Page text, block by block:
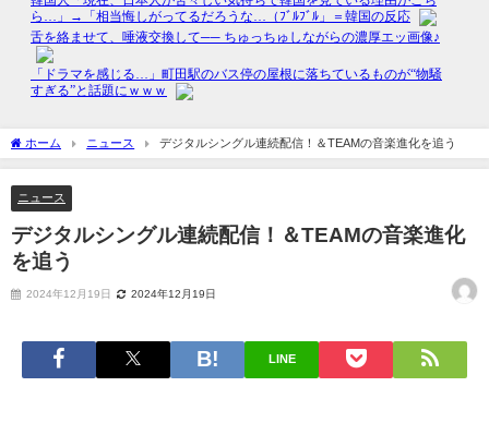
ホーム ニュース デジタルシングル連続配信！＆TEAMの音楽進化を追う
ニュース
デジタルシングル連続配信！＆TEAMの音楽進化
を追う
2024年12月19日 2024年12月19日
LINE